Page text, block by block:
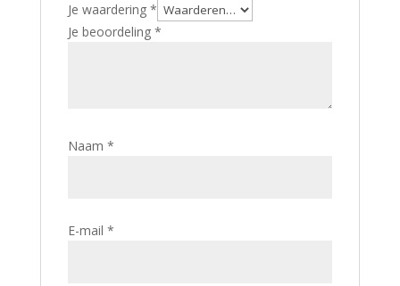
Je waardering *
Je beoordeling *
Naam *
E-mail *